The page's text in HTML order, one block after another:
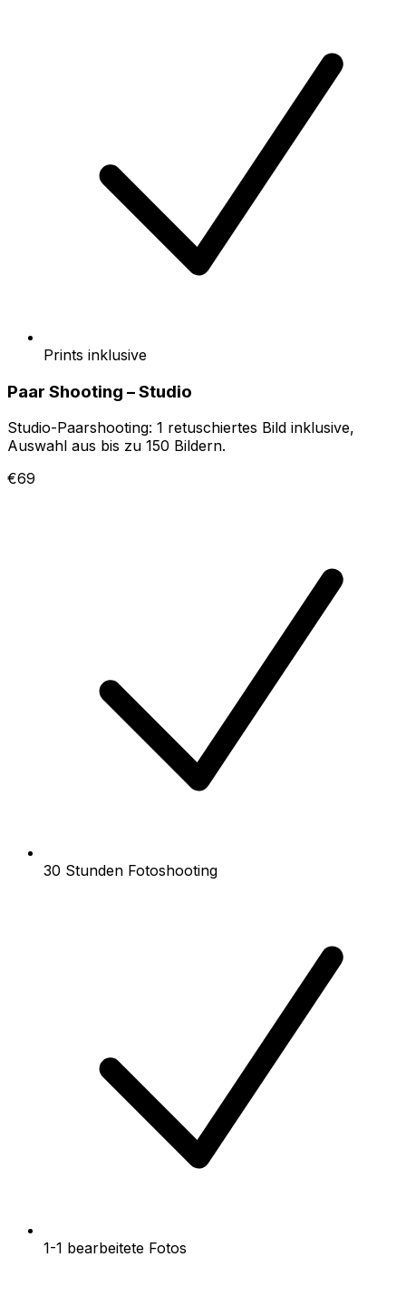
Prints inklusive
Paar Shooting – Studio
Studio-Paarshooting: 1 retuschiertes Bild inklusive,
Auswahl aus bis zu 150 Bildern.
€69
30 Stunden Fotoshooting
1-1 bearbeitete Fotos